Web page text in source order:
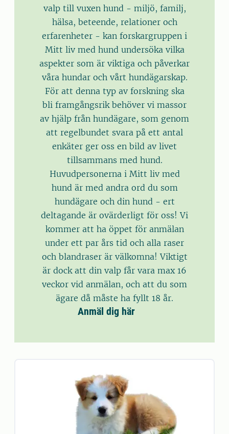
valp till vuxen hund - miljö, familj,
hälsa, beteende, relationer och
erfarenheter - kan forskargruppen i
Mitt liv med hund undersöka vilka
aspekter som är viktiga och påverkar
våra hundar och vårt hundägarskap.
För att denna typ av forskning ska
bli framgångsrik behöver vi massor
av hjälp från hundägare, som genom
att regelbundet svara på ett antal
enkäter ger oss en bild av livet
tillsammans med hund.
Huvudpersonerna i Mitt liv med
hund är med andra ord du som
hundägare och din hund - ert
deltagande är ovärderligt för oss! Vi
kommer att ha öppet för anmälan
under ett par års tid och alla raser
och blandraser är välkomna! Viktigt
är dock att din valp får vara max 16
veckor vid anmälan, och att du som
ägare då måste ha fyllt 18 år.
Anmäl dig här